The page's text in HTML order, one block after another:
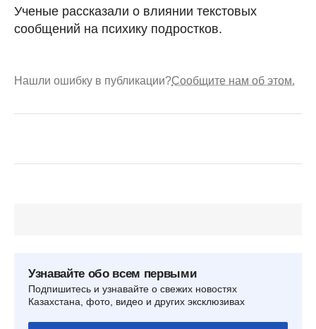
Ученые рассказали о влиянии текстовых
сообщений на психику подростков.
Нашли ошибку в публикации?Сообщите нам об этом.
Узнавайте обо всем первыми
Подпишитесь и узнавайте о свежих новостях
Казахстана, фото, видео и других эксклюзивах